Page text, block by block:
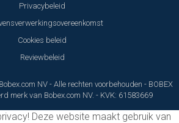
Privacybeleid
Cookies beleid
Reviewbeleid
NV - Alle rechten voorbehouden - BOBEX
merk van Bobex.com NV. - KVK: 61583669
Deze website maakt gebruik van